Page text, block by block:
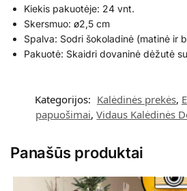
Kiekis pakuotėje: 24 vnt.
Skersmuo: ø2,5 cm
Spalva: Sodri šokoladinė (matinė ir
Pakuotė: Skaidri dovaninė dėžutė
Kategorijos: Kalėdinės prekės,
papuošimai,Vidaus Kalėdinės
Panašūs produktai